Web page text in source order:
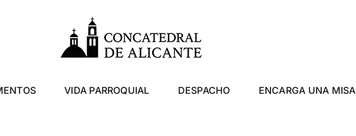
VIDA PARROQUIAL DESPACHO ENCARGA UNA MISA